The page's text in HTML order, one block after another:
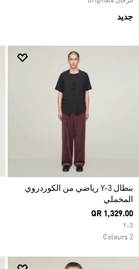
جديد
بنطال Y-3 رياضي من الكوردروي
المخملي
QR 1,329.00
Y-3
2 Colours